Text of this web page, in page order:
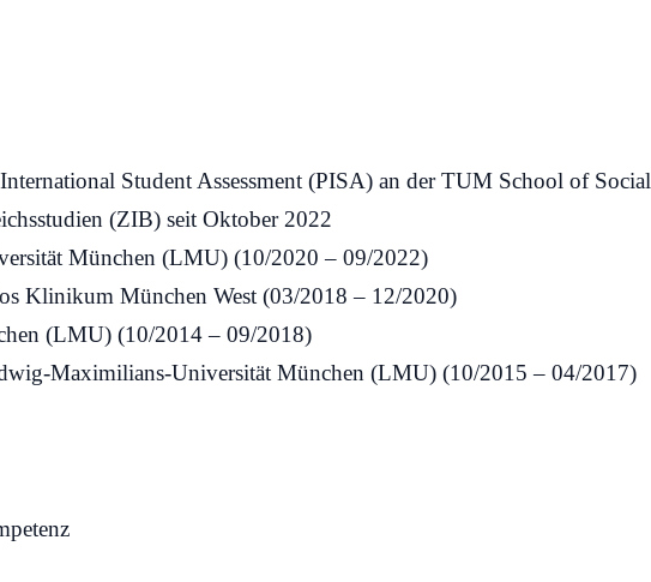
Student Assessment (PISA) an der TUM School of Social
(ZIB) seit Oktober 2022
ät München (LMU) (10/2020– 09/2022)
Klinikum München West (03/2018– 12/2020)
(LMU) (10/2014– 09/2018)
Maximilians-Universität München (LMU) (10/2015– 04/2017)